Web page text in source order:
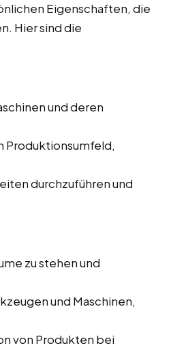
Eigenschaften, die
Hier sind die
und deren
Produktionsumfeld,
durchzuführen und
zu stehen und
und Maschinen,
von Produkten bei